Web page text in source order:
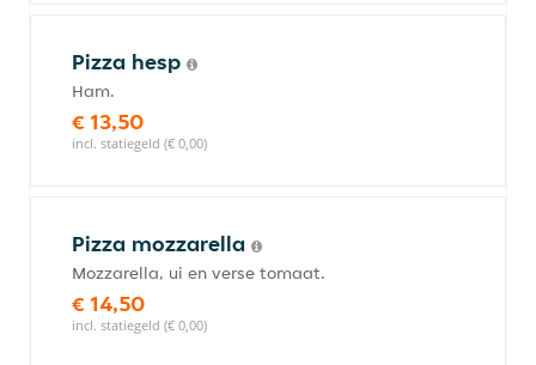
Pizza hesp
Ham.
€ 13,50
incl. statiegeld (€ 0,00)
Pizza mozzarella
Mozzarella, ui en verse tomaat.
€ 14,50
incl. statiegeld (€ 0,00)